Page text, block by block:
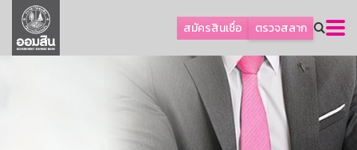
สมัครสินเชื่อ ตรวจสลาก
ลูกค้าธุรกิจ
ลูกค้าผู้ประกอบรายย่อย